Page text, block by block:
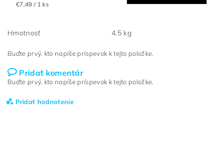
€7,49 / 1 ks
Hmotnosť 4.5 kg
Buďte prvý, kto napíše príspevok k tejto položke.
Pridať komentár
Buďte prvý, kto napíše príspevok k tejto položke.
Pridať hodnotenie